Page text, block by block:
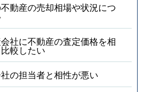
動産の売却相場や状況につ
社に不動産の査定価格を相
較したい
の担当者と相性が悪い